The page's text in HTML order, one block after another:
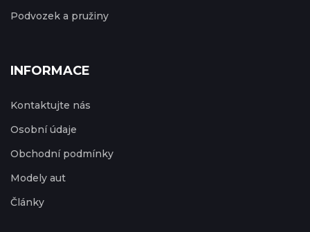
Podvozek a pružiny
INFORMACE
Kontaktujte nás
Osobní údaje
Obchodní podmínky
Modely aut
Články